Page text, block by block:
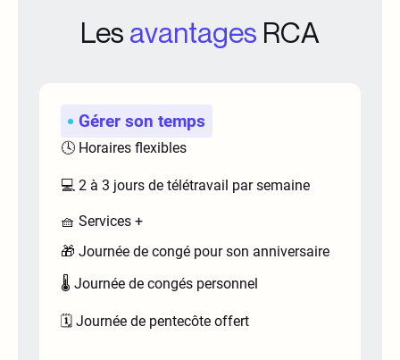
Les avantages RCA
Gérer son temps
🕓 Horaires flexibles
💻 2 à 3 jours de télétravail par semaine
🧺 Services +
🎁 Journée de congé pour son anniversaire
🌡️ Journée de congés personnel
🗓️ Journée de pentecôte offert